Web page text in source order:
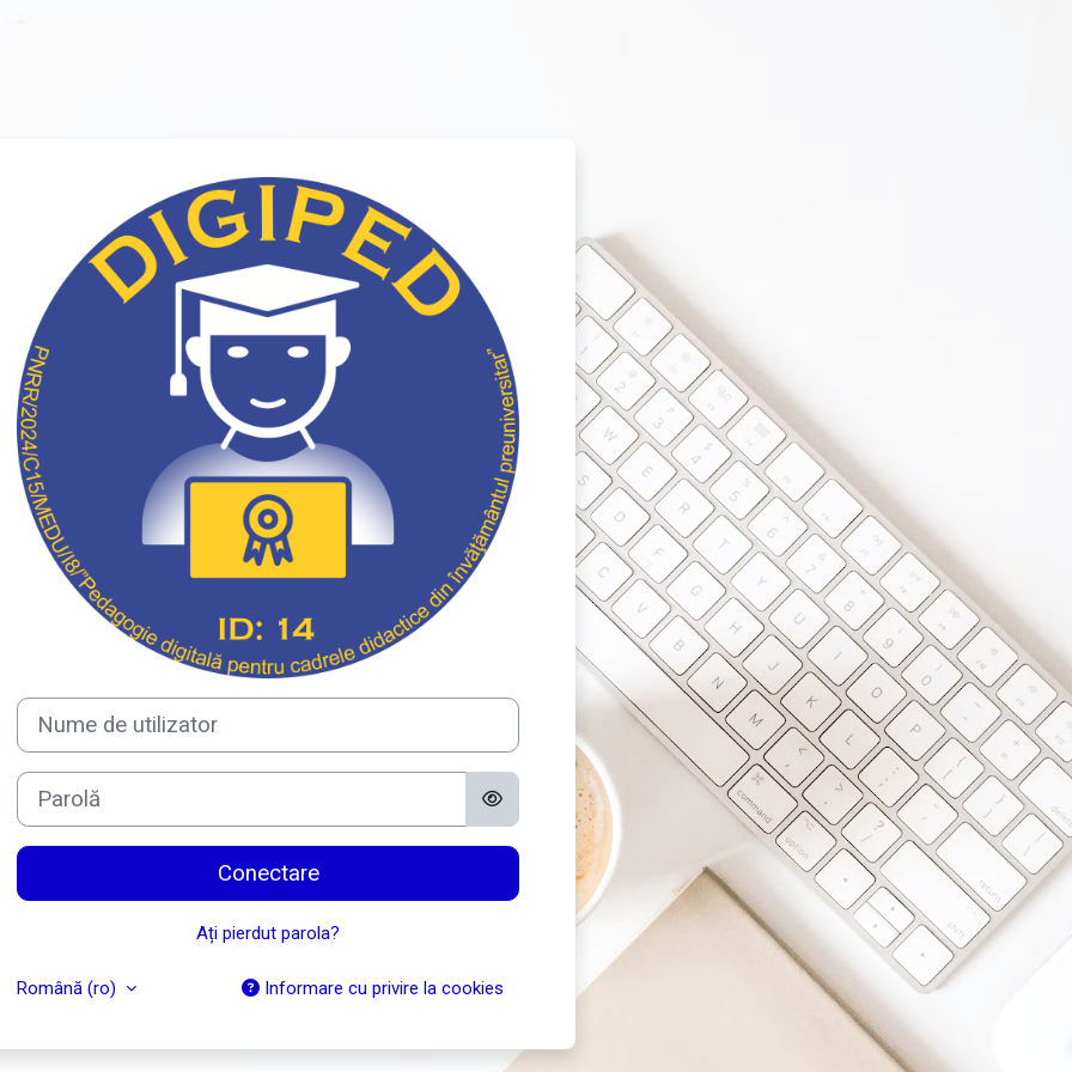
Conectați-vă la Moodle Digiped Universitatea
Nume de utilizator
Parolă
Conectare
Ați pierdut parola?
Română ‎(ro)‎ Informare cu privire la cookies